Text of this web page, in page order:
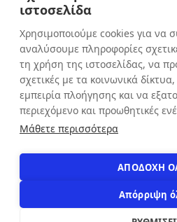
Σάββατο: 9:00
Κυριακή:
ΕΠΙΚΟΙΝΩΝΙΑ
ιστοσελίδα
Χρησιμοποιούμε cookies για να
αναλύσουμε πληροφορίες
τη χρήση της ιστοσελίδας, να
σχετικές με τα κοινωνικά
εμπειρία πλοήγησης και να
περιεχόμενο και προωθητικές
Μάθετε περισσότερα
ΑΠΟΔΟΧΗ
Απόρριψη